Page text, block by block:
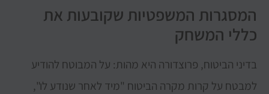
המסגרות המשפטיות שקובעות את
כללי המשחק
בדיני הביטוח, פרוצדורה היא מהות: על המבוטח להודיע
למבטח על קרות מקרה הביטוח "מיד לאחר שנודע לו",